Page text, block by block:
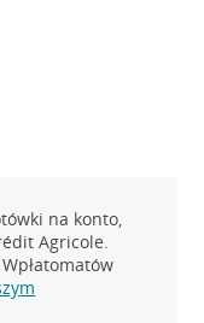
na konto,
Agricole.